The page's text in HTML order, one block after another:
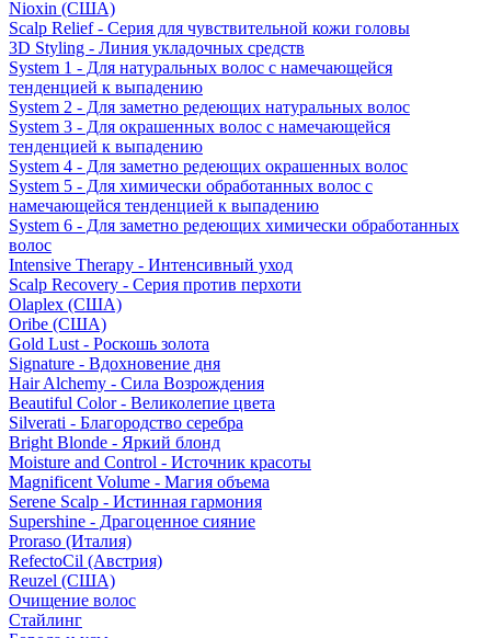
Nioxin (США)
Scalp Relief - Серия для чувствительной кожи головы
3D Styling - Линия укладочных средств
System 1 - Для натуральных волос с намечающейся
тенденцией к выпадению
System 2 - Для заметно редеющих натуральных волос
System 3 - Для окрашенных волос с намечающейся
тенденцией к выпадению
System 4 - Для заметно редеющих окрашенных волос
System 5 - Для химически обработанных волос с
намечающейся тенденцией к выпадению
System 6 - Для заметно редеющих химически обработанных
волос
Intensive Therapy - Интенсивный уход
Scalp Recovery - Серия против перхоти
Olaplex (США)
Oribe (США)
Gold Lust - Роскошь золота
Signature - Вдохновение дня
Hair Alchemy - Сила Возрождения
Beautiful Color - Великолепие цвета
Silverati - Благородство серебра
Bright Blonde - Яркий блонд
Moisture and Control - Источник красоты
Magnificent Volume - Магия объема
Serene Scalp - Истинная гармония
Supershine - Драгоценное сияние
Proraso (Италия)
RefectoCil (Австрия)
Reuzel (США)
Очищение волос
Стайлинг